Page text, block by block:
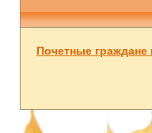
Почетные